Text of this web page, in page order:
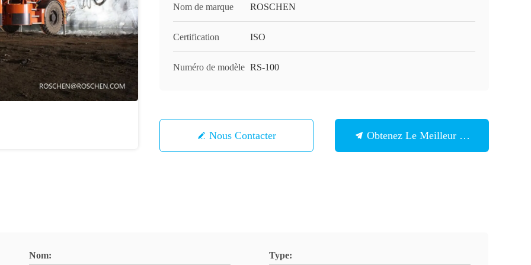
Nom de marque ROSCHEN
Certification ISO
Numéro de modèle RS-100
Nous Contacter Obtenez Le Meilleur Prix
Nom: Type: